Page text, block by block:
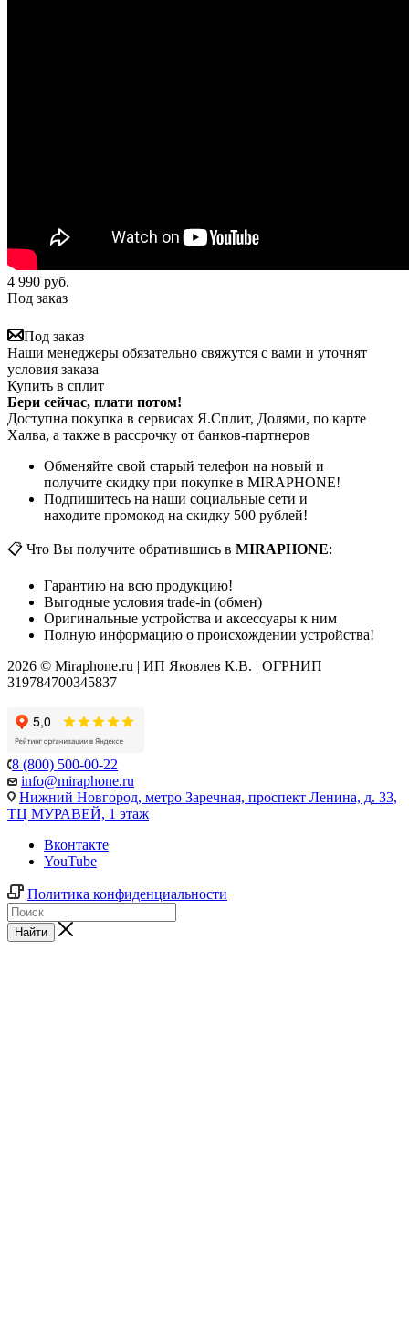
4 990 руб.
Под заказ
Под заказ
Наши менеджеры обязательно свяжутся с вами и уточнят
условия заказа
Купить в сплит
Бери сейчас, плати потом!
Доступна покупка в сервисах Я.Сплит, Долями, по карте
Халва, а также в рассрочку от банков-партнеров
Обменяйте свой старый телефон на новый и
получите скидку при покупке в MIRAPHONE!
Подпишитесь на наши социальные сети и
находите промокод на скидку 500 рублей!
📋 Что Вы получите обратившись в MIRAPHONE:
Гарантию на всю продукцию!
Выгодные условия trade-in (обмен)
Оригинальные устройства и аксессуары к ним
Полную информацию о происхождении устройства!
2026 © Miraphone.ru | ИП Яковлев К.В. | ОГРНИП
319784700345837
8 (800) 500-00-22
info@miraphone.ru
Нижний Новгород, метро Заречная, проспект Ленина, д. 33,
ТЦ МУРАВЕЙ, 1 этаж
Вконтакте
YouTube
Политика конфиденциальности
Найти